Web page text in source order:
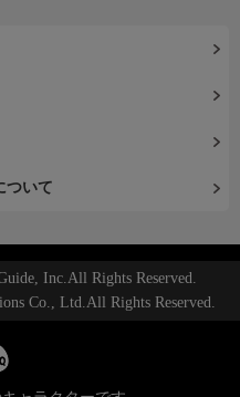
ついて
Inc.All Rights Reserved.
Co., Ltd.All Rights Reserved.